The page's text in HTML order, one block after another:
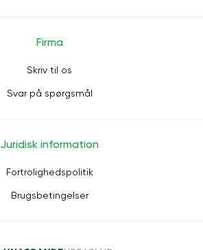
Firma
Skriv til os
Svar på spørgsmål
Juridisk information
Fortrolighedspolitik
Brugsbetingelser